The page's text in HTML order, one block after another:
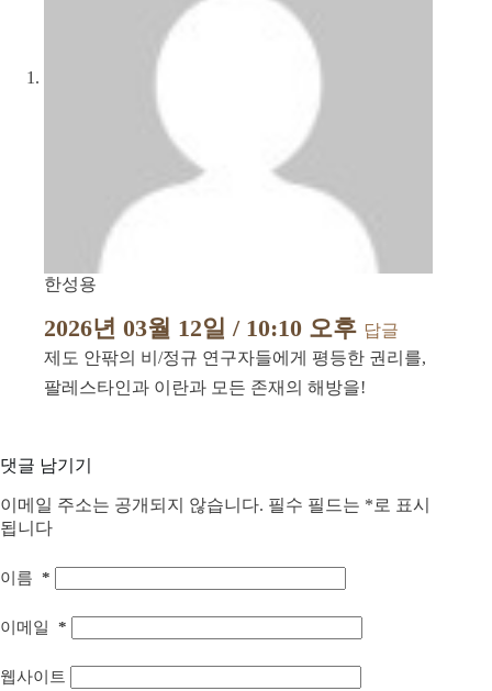
한성용
2026년 03월 12일 / 10:10 오후 답글
제도 안팎의 비/정규 연구자들에게 평등한 권리를,
팔레스타인과 이란과 모든 존재의 해방을!
댓글 남기기
이메일 주소는 공개되지 않습니다. 필수 필드는 * 로 표시
됩니다
이름 *
이메일 *
웹사이트